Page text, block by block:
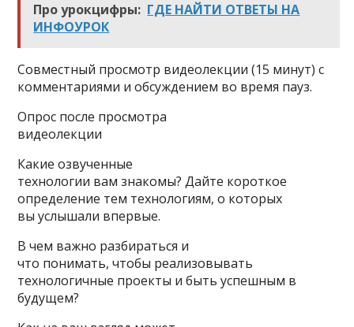
Про урокцифры: ГДЕ НАЙТИ ОТВЕТЫ НА
ИНФОУРОК
Совместный просмотр видеолекции (15 минут) с
комментариями и обсуждением во время пауз.
Опрос после просмотра
видеолекции
Какие озвученные
технологии вам знакомы? Дайте короткое
определение тем технологиям, о которых
вы услышали впервые.
В чем важно разбираться и
что понимать, чтобы реализовывать
технологичные проекты и быть успешным в
будущем?